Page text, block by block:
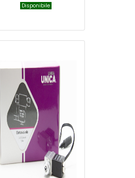
Disponibile